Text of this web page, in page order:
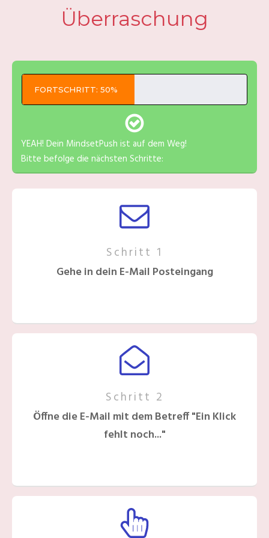
Überraschung
​FORTSCHRITT: 50%​
YEAH! Dein MindsetPush ist auf dem Weg!
Bitte befolge die nächsten Schritte:
​Schritt 1
​Gehe in dein E-Mail Posteingang
Schritt 2
​Öffne die E-Mail mit dem Betreff "Ein Klick
fehlt noch..."